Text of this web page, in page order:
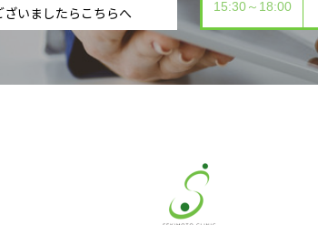
ざいましたらこちらへ 15:30～18:00